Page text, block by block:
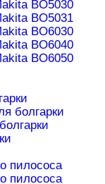
BO5030
BO5031
BO6030
BO6040
BO6050
болгарки
пилососа
пилососа